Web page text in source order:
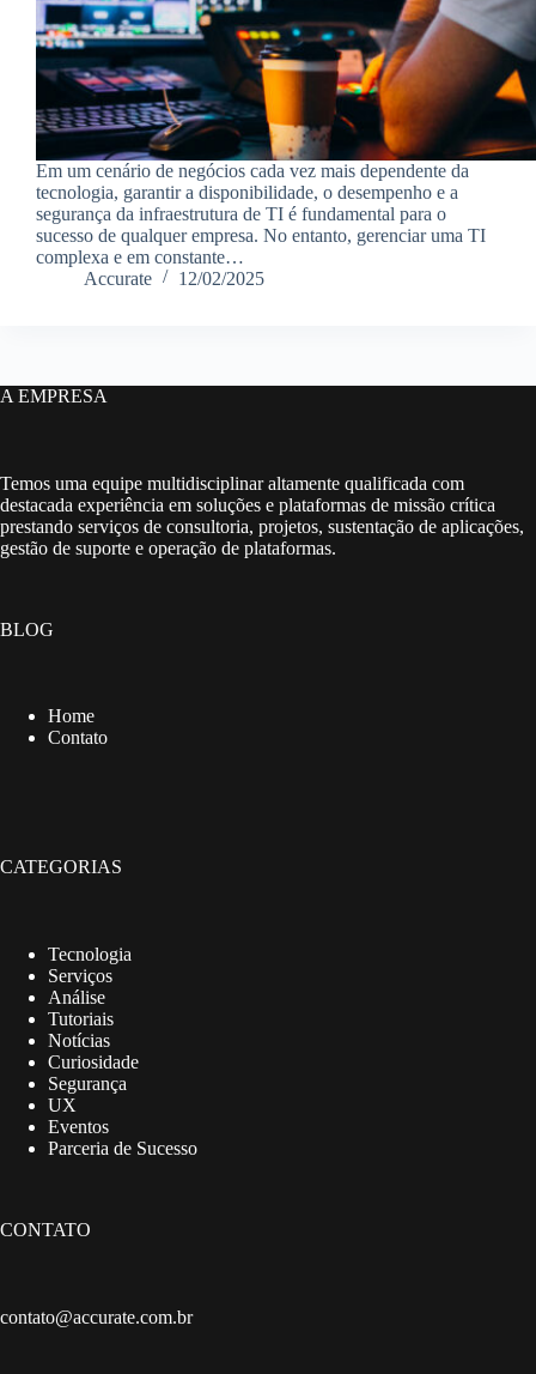
Em um cenário de negócios cada vez mais dependente da
tecnologia, garantir a disponibilidade, o desempenho e a
segurança da infraestrutura de TI é fundamental para o
sucesso de qualquer empresa. No entanto, gerenciar uma TI
complexa e em constante…
Accurate
12/02/2025
A EMPRESA
Temos uma equipe multidisciplinar altamente qualificada com
destacada experiência em soluções e plataformas de missão crítica
prestando serviços de consultoria, projetos, sustentação de aplicações,
gestão de suporte e operação de plataformas.
BLOG
Home
Contato
CATEGORIAS
Tecnologia
Serviços
Análise
Tutoriais
Notícias
Curiosidade
Segurança
UX
Eventos
Parceria de Sucesso
CONTATO
contato@accurate.com.br